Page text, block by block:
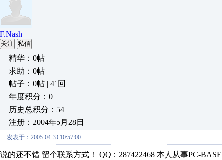
F.Nash
关注 私信
精华：0帖
求助：0帖
帖子：0帖 | 41回
年度积分：0
历史总积分：54
注册：2004年5月28日
发表于：2005-04-30 10:57:00
说的还不错 留个联系方式！ QQ：287422468 本人从事PC-